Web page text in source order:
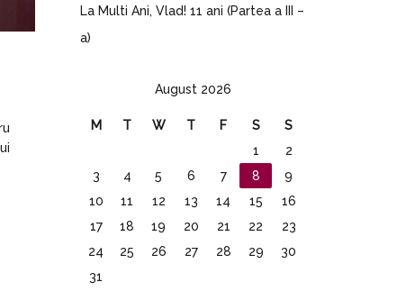
La Multi Ani, Vlad! 11 ani (Partea a III –
a)
August 2026
M T W T F S
S
1
2
3
4 5 6 7 8
9
10
11 12 13 14 15
16
17
18 19 20 21 22
23
24
25 26 27 28 29
30
31